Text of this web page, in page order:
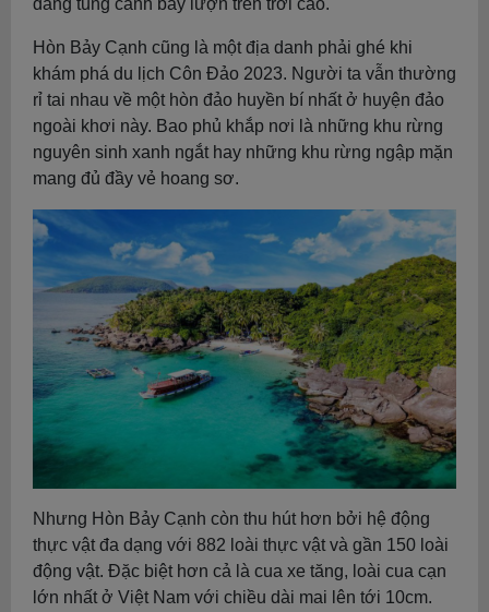
đang tung cánh bay lượn trên trời cao.
Hòn Bảy Cạnh cũng là một địa danh phải ghé khi
khám phá du lịch Côn Đảo 2023. Người ta vẫn thường
rỉ tai nhau về một hòn đảo huyền bí nhất ở huyện đảo
ngoài khơi này. Bao phủ khắp nơi là những khu rừng
nguyên sinh xanh ngắt hay những khu rừng ngập mặn
mang đủ đầy vẻ hoang sơ.
Nhưng Hòn Bảy Cạnh còn thu hút hơn bởi hệ động
thực vật đa dạng với 882 loài thực vật và gần 150 loài
động vật. Đặc biệt hơn cả là cua xe tăng, loài cua cạn
lớn nhất ở Việt Nam với chiều dài mai lên tới 10cm.